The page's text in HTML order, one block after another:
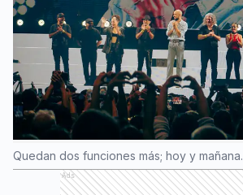
Quedan dos funciones más; hoy y mañana.
Ads